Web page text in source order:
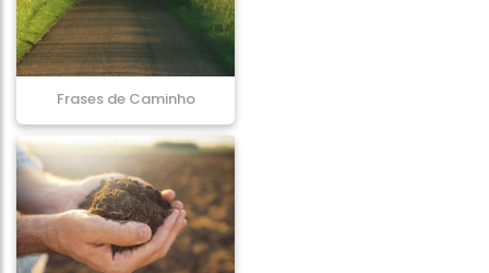
Frases de Caminho